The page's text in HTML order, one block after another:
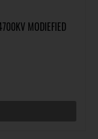
MODIEFIED